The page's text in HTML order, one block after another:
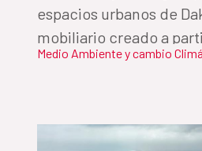
espacios urbanos de
mobiliario creado a
municipales
Medio Ambiente y cambio